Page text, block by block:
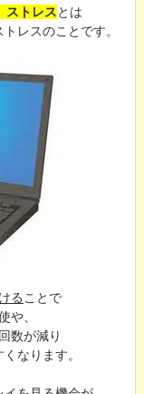
ストレスとは
レスのことです。
る ことで
や、
数が減り
なります。